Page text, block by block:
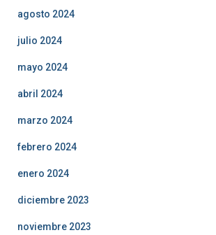
agosto 2024
julio 2024
mayo 2024
abril 2024
marzo 2024
febrero 2024
enero 2024
diciembre 2023
noviembre 2023